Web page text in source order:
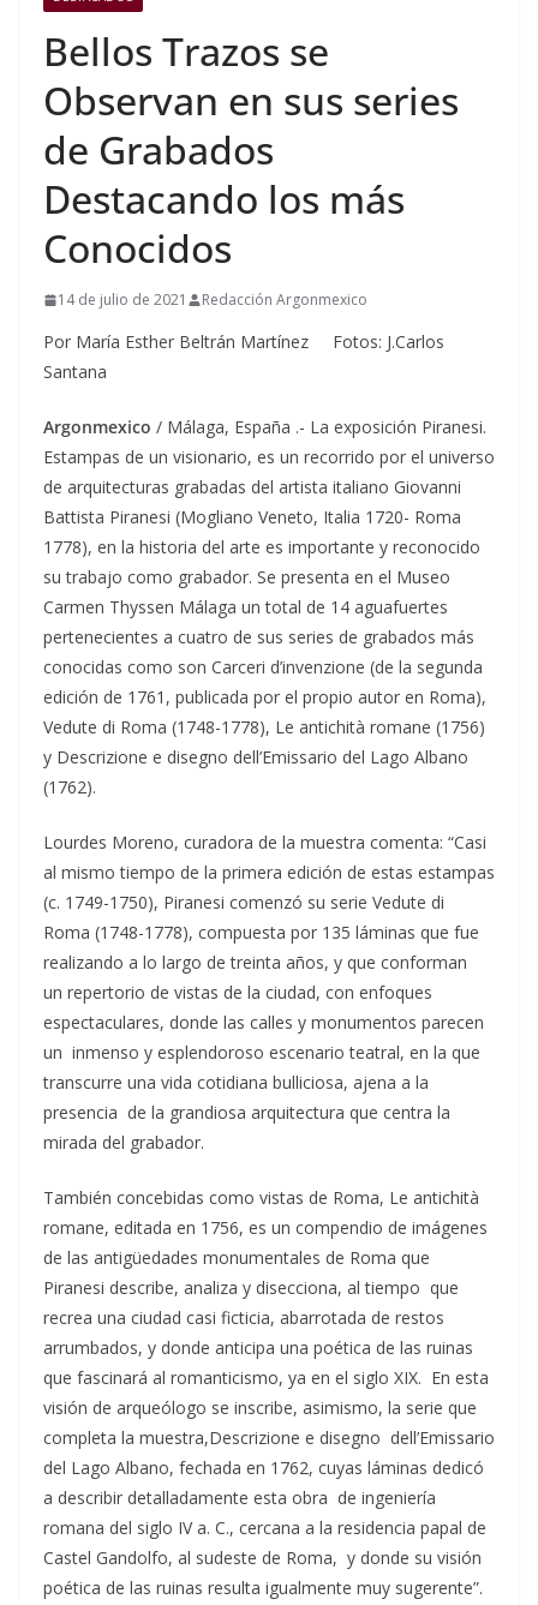
Bellos Trazos se
Observan en sus series
de Grabados
Destacando los más
Conocidos
14 de julio de 2021 Redacción Argonmexico
Por María Esther Beltrán Martínez Fotos: J.Carlos
Santana
Argonmexico / Málaga, España .- La exposición Piranesi.
Estampas de un visionario, es un recorrido por el universo
de arquitecturas grabadas del artista italiano Giovanni
Battista Piranesi (Mogliano Veneto, Italia 1720- Roma
1778), en la historia del arte es importante y reconocido
su trabajo como grabador. Se presenta en el Museo
Carmen Thyssen Málaga un total de 14 aguafuertes
pertenecientes a cuatro de sus series de grabados más
conocidas como son Carceri d’invenzione (de la segunda
edición de 1761, publicada por el propio autor en Roma),
Vedute di Roma (1748-1778), Le antichità romane (1756)
y Descrizione e disegno dell’Emissario del Lago Albano
(1762).
Lourdes Moreno, curadora de la muestra comenta: “Casi
al mismo tiempo de la primera edición de estas estampas
(c. 1749-1750), Piranesi comenzó su serie Vedute di
Roma (1748-1778), compuesta por 135 láminas que fue
realizando a lo largo de treinta años, y que conforman
un repertorio de vistas de la ciudad, con enfoques
espectaculares, donde las calles y monumentos parecen
un inmenso y esplendoroso escenario teatral, en la que
transcurre una vida cotidiana bulliciosa, ajena a la
presencia de la grandiosa arquitectura que centra la
mirada del grabador.
También concebidas como vistas de Roma, Le antichità
romane, editada en 1756, es un compendio de imágenes
de las antigüedades monumentales de Roma que
Piranesi describe, analiza y disecciona, al tiempo que
recrea una ciudad casi ficticia, abarrotada de restos
arrumbados, y donde anticipa una poética de las ruinas
que fascinará al romanticismo, ya en el siglo XIX. En esta
visión de arqueólogo se inscribe, asimismo, la serie que
completa la muestra,Descrizione e disegno dell’Emissario
del Lago Albano, fechada en 1762, cuyas láminas dedicó
a describir detalladamente esta obra de ingeniería
romana del siglo IV a. C., cercana a la residencia papal de
Castel Gandolfo, al sudeste de Roma, y donde su visión
poética de las ruinas resulta igualmente muy sugerente”.